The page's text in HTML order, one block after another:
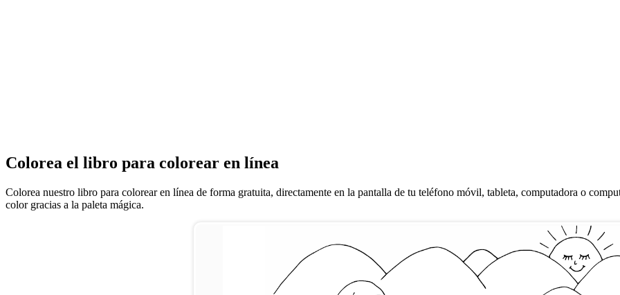
Colorea el libro para colorear en línea
Colorea nuestro libro para colorear en línea de forma gratuita, directamente en la pantalla de tu teléfono móvil, tableta, computadora o
color gracias a la paleta mágica.